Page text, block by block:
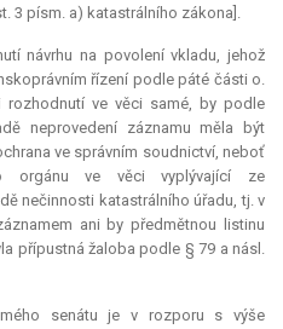
3 písm. a) katastrálního zákona].
návrhu na povolení vkladu, jehož
řízení podle páté části o.
ve věci samé, by podle
neprovedení záznamu měla být
ve správním soudnictví, neboť
orgánu ve věci vyplývající ze
nečinnosti katastrálního úřadu, tj. v
ani by předmětnou listinu
přípustná žaloba podle § 79 a násl.
senátu je v rozporu s výše